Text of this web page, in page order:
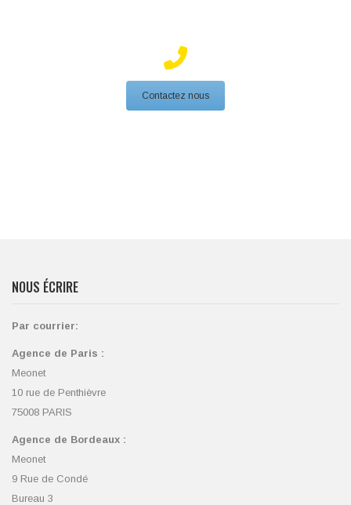
Contactez nous
NOUS ÉCRIRE
Par courrier:
Agence de Paris :
Meonet
10 rue de Penthièvre
75008 PARIS
Agence de Bordeaux :
Meonet
9 Rue de Condé
Bureau 3